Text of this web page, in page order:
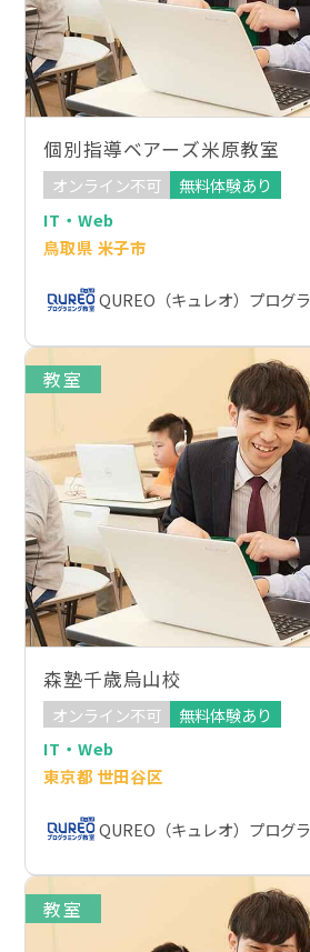
個別指導ベアーズ米原教室
オンライン不可
無料体験あり
IT・Web
鳥取県 米子市
QUREO（キュレオ）プログ
教室
森塾千歳烏山校
オンライン不可
無料体験あり
IT・Web
東京都 世田谷区
QUREO（キュレオ）プログ
教室